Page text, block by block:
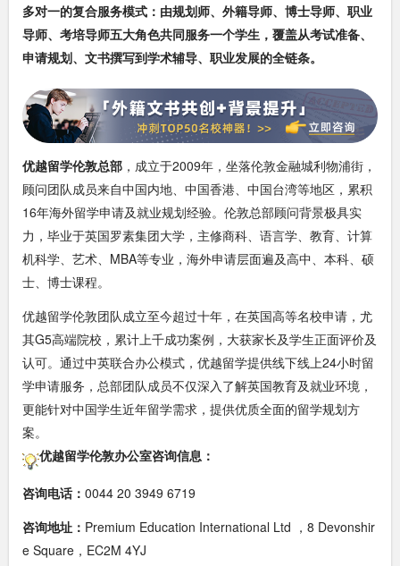
多对一的复合服务模式： 由规划师、外籍导师、博士导师、职业
导师、考培导师五大角色共同服务一个学生，覆盖从考试准备、
申请规划、文书撰写到学术辅导、职业发展的全链条。
优越留学伦敦总部 ，成立于2009年，坐落伦敦金融城利物浦街，
顾问团队成员来自中国内地、中国香港、中国台湾等地区，累积
16年海外留学申请及就业规划经验。伦敦总部顾问背景极具实
力，毕业于英国罗素集团大学，主修商科、语言学、教育、计算
机科学、艺术、MBA等专业，海外申请层面遍及高中、本科、硕
士、博士课程。
优越留学伦敦团队成立至今超过十年，在英国高等名校申请，尤
其G5高端院校，累计上千成功案例，大获家长及学生正面评价及
认可。通过中英联合办公模式，优越留学提供线下线上24小时留
学申请服务，总部团队成员不仅深入了解英国教育及就业环境，
更能针对中国学生近年留学需求，提供优质全面的留学规划方
案。
优越留学伦敦办公室咨询信息：
咨询电话： 0044 20 3949 6719
咨询地址： Premium Education International Ltd ，8 Devonshir
e Square，EC2M 4YJ